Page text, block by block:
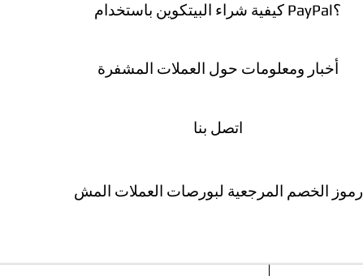
كيفية شراء البيتكوين باستخدام PayPal؟
أخبار ومعلومات حول العملات المشفرة
اتصل بنا
رموز الخصم المرجعية لبورصات العملات المش